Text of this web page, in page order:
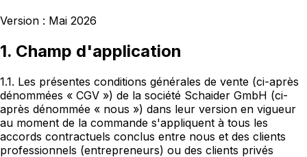
Version : Mai 2026
1. Champ d'application
1.1. Les présentes conditions générales de vente (ci-après
dénommées « CGV ») de la société Schaider GmbH (ci-
après dénommée « nous ») dans leur version en vigueur
au moment de la commande s'appliquent à tous les
accords contractuels conclus entre nous et des clients
professionnels (entrepreneurs) ou des clients privés